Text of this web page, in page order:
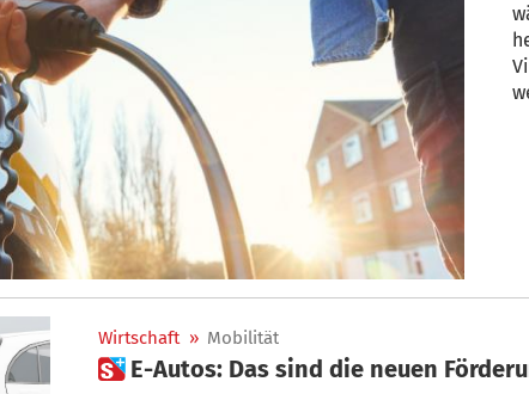
Wirtschaft » Mobilität
 E-Autos: Das sind die neuen